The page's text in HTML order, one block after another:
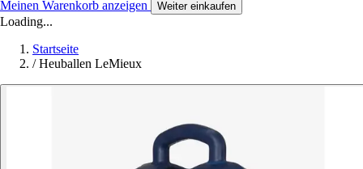
Meinen Warenkorb anzeigen Weiter einkaufen
Loading...
Startseite
/ Heuballen LeMieux